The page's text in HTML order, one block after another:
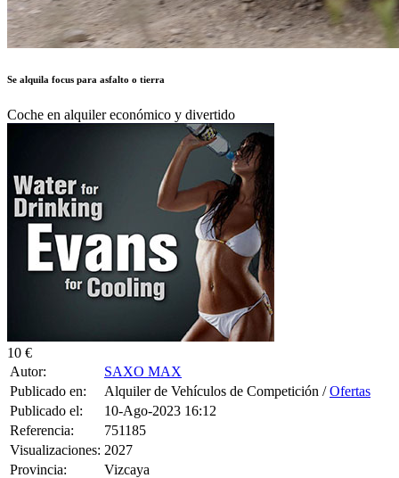
Se alquila focus para asfalto o tierra
Coche en alquiler económico y divertido
10 €
Autor:
SAXO MAX
Publicado en:
Alquiler de Vehículos de Competición /Ofertas
Publicado el:
10-Ago-2023 16:12
Referencia:
751185
Visualizaciones: 2027
Provincia:
Vizcaya